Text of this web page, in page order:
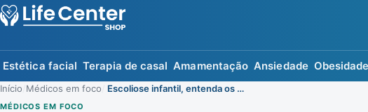
Estética facial Terapia de casal Amamentação Ansiedade Obesidade
Início Médicos em foco Escoliose infantil, entenda os sinais.
MÉDICOS EM FOCO